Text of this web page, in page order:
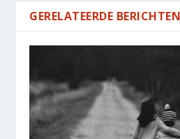
GERELATEERDE BERICHTEN